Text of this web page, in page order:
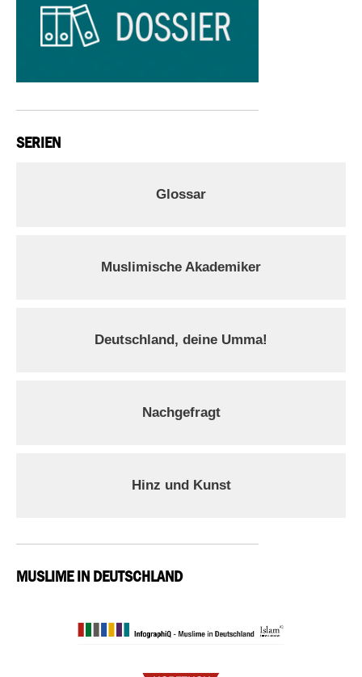
SERIEN
Glossar
Muslimische Akademiker
Deutschland, deine Umma!
Nachgefragt
Hinz und Kunst
MUSLIME IN DEUTSCHLAND